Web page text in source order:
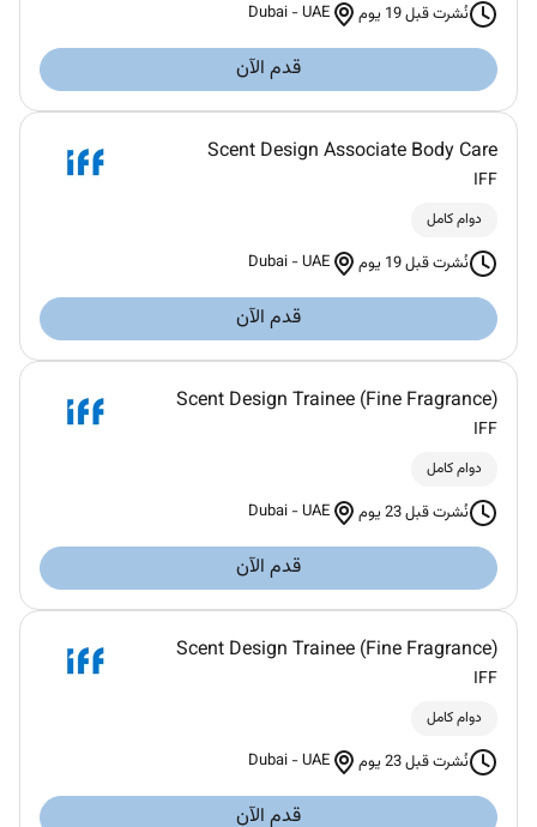
نُشرت قبل 19 يوم Dubai -UAE
قدم الآن
Scent Design Associate Body Care
IFF
دوام كامل
نُشرت قبل 19 يوم Dubai -UAE
قدم الآن
Scent Design Trainee (Fine Fragrance)
IFF
دوام كامل
نُشرت قبل 23 يوم Dubai -UAE
قدم الآن
Scent Design Trainee (Fine Fragrance)
IFF
دوام كامل
نُشرت قبل 23 يوم Dubai -UAE
قدم الآن